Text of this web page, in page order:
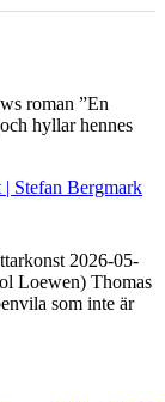
roman ”En
hyllar hennes
Stefan Bergmark
2026-05-
Loewen) Thomas
som inte är